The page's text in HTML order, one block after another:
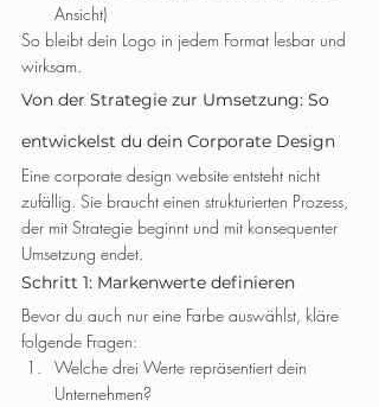
Ansicht)
So bleibt dein Logo in jedem Format lesbar und
wirksam.
Von der Strategie zur Umsetzung: So
entwickelst du dein Corporate Design
Eine corporate design website entsteht nicht
zufällig. Sie braucht einen strukturierten Prozess,
der mit Strategie beginnt und mit konsequenter
Umsetzung endet.
Schritt 1: Markenwerte definieren
Bevor du auch nur eine Farbe auswählst, kläre
folgende Fragen:
Welche drei Werte repräsentiert dein
Unternehmen?